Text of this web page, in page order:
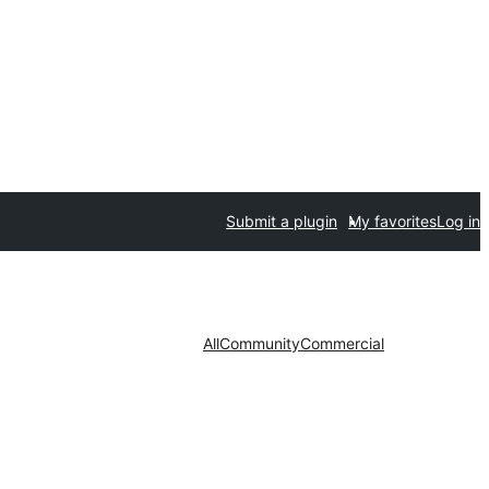
Submit a plugin My favoritesLog in
AllCommunityCommercial